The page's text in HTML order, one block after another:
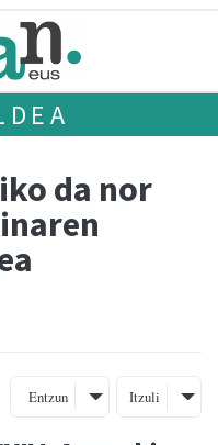
da nor
Entzun Itzuli